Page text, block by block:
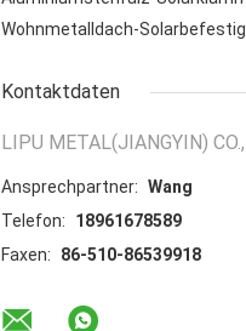
Wohnmetalldach-
Kontaktdaten
LIPU METAL(JIANGYIN)
Ansprechpartner: Wang
Telefon:
18961678589
Faxen:
86-510-86539918